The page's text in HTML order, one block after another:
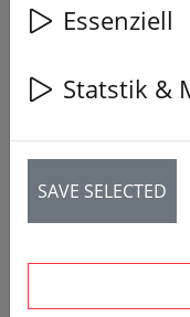
20 articles
Essenziell
Statstik &
SAVE SELECTED